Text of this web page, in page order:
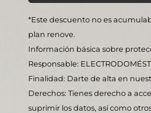
*Este descuento no es
plan renove.
Información básica sobre
Responsable:
Finalidad: Darte de alta en
Derechos: Tienes derecho a
suprimir los datos, así como